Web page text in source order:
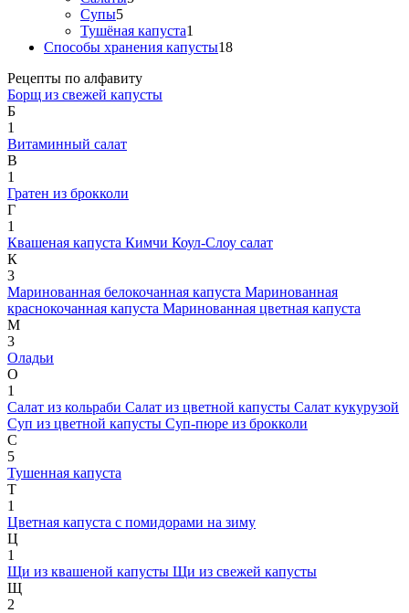
Супы5
Тушёная капуста1
Способы хранения капусты18
Рецепты по алфавиту
Борщ из свежей капусты
Б
1
Витаминный салат
В
1
Гратен из брокколи
Г
1
Квашеная капуста Кимчи Коул-Слоу салат
К
3
Маринованная белокочанная капуста Маринованная
краснокочанная капуста Маринованная цветная капуста
М
3
Оладьи
О
1
Салат из кольраби Салат из цветной капусты Салат кукурузой
Суп из цветной капусты Суп-пюре из брокколи
С
5
Тушенная капуста
Т
1
Цветная капуста с помидорами на зиму
Ц
1
Щи из квашеной капусты Щи из свежей капусты
Щ
2